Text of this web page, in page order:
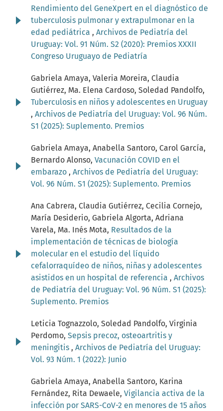
Rendimiento del GeneXpert en el diagnóstico de
tuberculosis pulmonar y extrapulmonar en la
edad pediátrica , Archivos de Pediatría del
Uruguay: Vol. 91 Núm. S2 (2020): Premios XXXII
Congreso Uruguayo de Pediatría
Gabriela Amaya, Valeria Moreira, Claudia
Gutiérrez, Ma. Elena Cardoso, Soledad Pandolfo,
Tuberculosis en niños y adolescentes en Uruguay
, Archivos de Pediatría del Uruguay: Vol. 96 Núm.
S1 (2025): Suplemento. Premios
Gabriela Amaya, Anabella Santoro, Carol García,
Bernardo Alonso, Vacunación COVID en el
embarazo , Archivos de Pediatría del Uruguay:
Vol. 96 Núm. S1 (2025): Suplemento. Premios
Ana Cabrera, Claudia Gutiérrez, Cecilia Cornejo,
María Desiderio, Gabriela Algorta, Adriana
Varela, Ma. Inés Mota, Resultados de la
implementación de técnicas de biología
molecular en el estudio del líquido
cefalorraquídeo de niños, niñas y adolescentes
asistidos en un hospital de referencia , Archivos
de Pediatría del Uruguay: Vol. 96 Núm. S1 (2025):
Suplemento. Premios
Leticia Tognazzolo, Soledad Pandolfo, Virginia
Perdomo, Sepsis precoz, osteoartritis y
meningitis , Archivos de Pediatría del Uruguay:
Vol. 93 Núm. 1 (2022): Junio
Gabriela Amaya, Anabella Santoro, Karina
Fernández, Rita Dewaele, Vigilancia activa de la
infección por SARS-CoV-2 en menores de 15 años